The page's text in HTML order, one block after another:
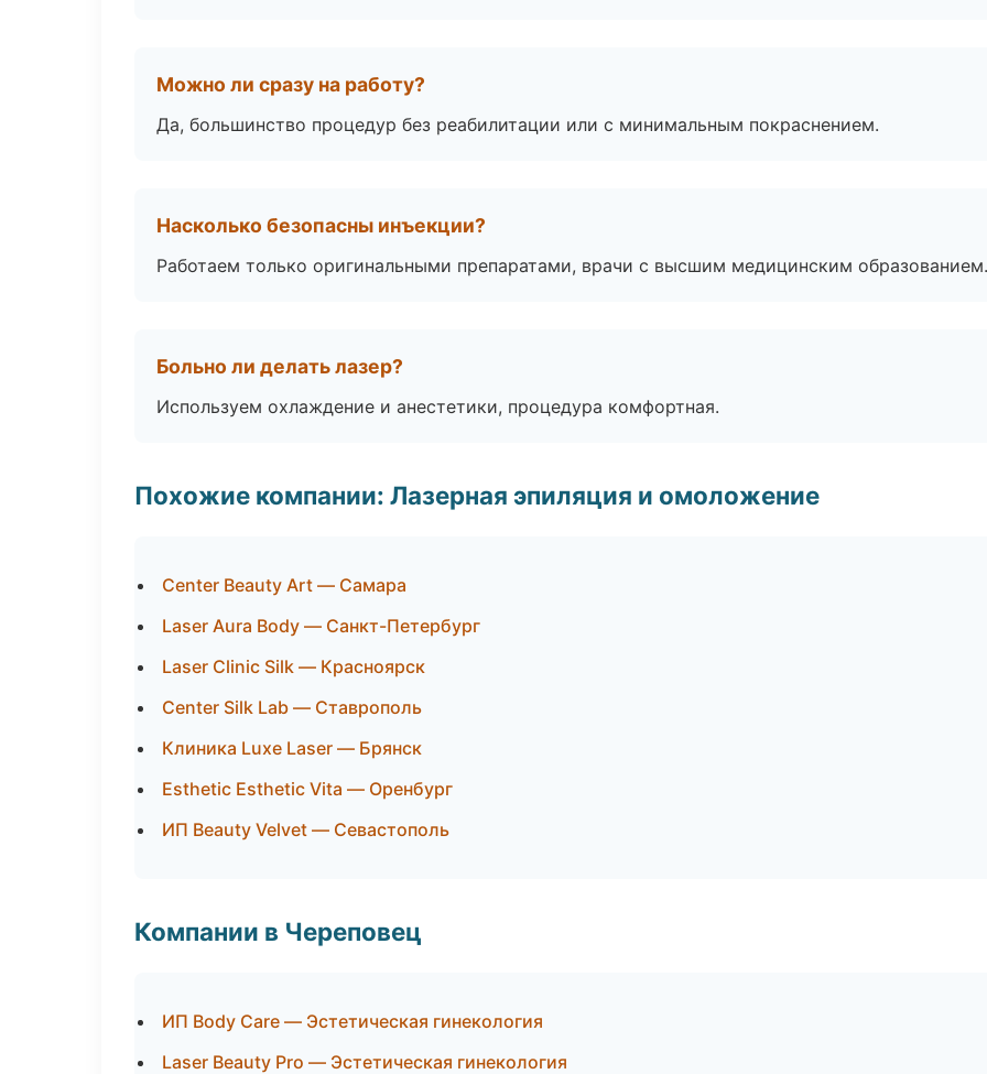
Можно ли сразу на работу?
Да, большинство процедур без реабилитации или с минимальным покраснением.
Насколько безопасны инъекции?
Работаем только оригинальными препаратами, врачи с высшим медицинским образованием.
Больно ли делать лазер?
Используем охлаждение и анестетики, процедура комфортная.
Похожие компании: Лазерная эпиляция и омоложение
Center Beauty Art — Самара
Laser Aura Body — Санкт-Петербург
Laser Clinic Silk — Красноярск
Center Silk Lab — Ставрополь
Клиника Luxe Laser — Брянск
Esthetic Esthetic Vita — Оренбург
ИП Beauty Velvet — Севастополь
Компании в Череповец
ИП Body Care — Эстетическая гинекология
Laser Beauty Pro — Эстетическая гинекология